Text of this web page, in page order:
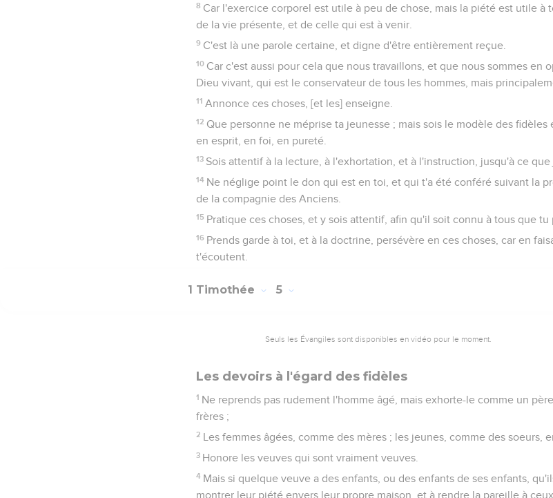
8 Car l'exercice corporel est utile à peu de chose, mais la piété est utile à
de la vie présente, et de celle qui est à venir.
9 C'est là une parole certaine, et digne d'être entièrement reçue.
10 Car c'est aussi pour cela que nous travaillons, et que nous sommes en
Dieu vivant, qui est le conservateur de tous les hommes, mais
11 Annonce ces choses, [et les] enseigne.
12 Que personne ne méprise ta jeunesse ; mais sois le modèle des fidèles
en esprit, en foi, en pureté.
13 Sois attentif à la lecture, à l'exhortation, et à l'instruction, jusqu'à ce que
14 Ne néglige point le don qui est en toi, et qui t'a été conféré suivant la
de la compagnie des Anciens.
15 Pratique ces choses, et y sois attentif, afin qu'il soit connu à tous que tu
16 Prends garde à toi, et à la doctrine, persévère en ces choses, car en
t'écoutent.
1 Timothée 5
Seuls les Évangiles sont disponibles en vidéo pour le moment.
Les devoirs à l'égard des fidèles
1 Ne reprends pas rudement l'homme âgé, mais exhorte-le comme un
frères ;
2 Les femmes âgées, comme des mères ; les jeunes, comme des soeurs,
3 Honore les veuves qui sont vraiment veuves.
4 Mais si quelque veuve a des enfants, ou des enfants de ses enfants,
montrer leur piété envers leur propre maison, et à rendre la pareille à